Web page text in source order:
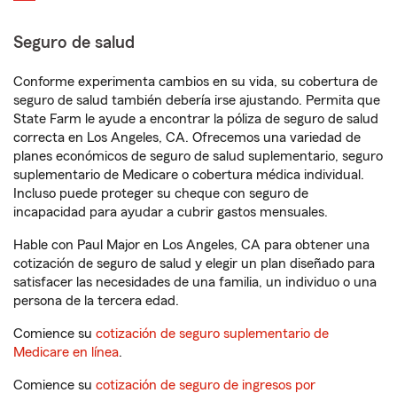
Seguro de salud
Conforme experimenta cambios en su vida, su cobertura de
seguro de salud también debería irse ajustando. Permita que
State Farm le ayude a encontrar la póliza de seguro de salud
correcta en Los Angeles, CA. Ofrecemos una variedad de
planes económicos de seguro de salud suplementario, seguro
suplementario de Medicare o cobertura médica individual.
Incluso puede proteger su cheque con seguro de
incapacidad para ayudar a cubrir gastos mensuales.
Hable con Paul Major en Los Angeles, CA para obtener una
cotización de seguro de salud y elegir un plan diseñado para
satisfacer las necesidades de una familia, un individuo o una
persona de la tercera edad.
Comience su cotización de seguro suplementario de
Medicare en línea.
Comience su cotización de seguro de ingresos por